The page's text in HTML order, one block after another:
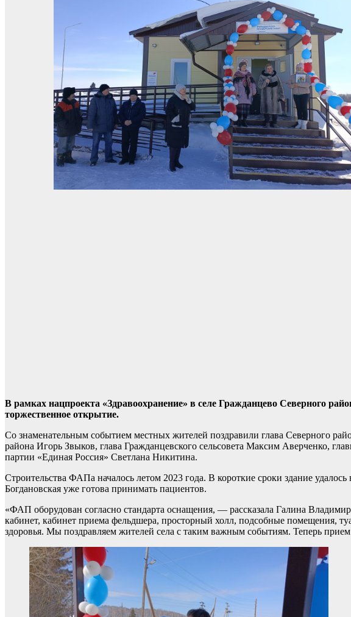
В рамках нацпроекта «Здравоохранение» в селе Гражданцево Северного
торжественное открытие.
Со знаменательным событием местных жителей поздравили глава Северного
района Игорь Звыков, глава Гражданцевского сельсовета Максим Аверченко,
партии «Единая Россия» Светлана Никитина.
Строительства ФАПа началось летом 2023 года. В короткие сроки здание
Богдановская уже готова принимать пациентов.
«ФАП оборудован согласно стандарта оснащения, — рассказала Галина
кабинет, кабинет приема фельдшера, просторный холл, подсобные помещения,
здоровья. Мы поздравляем жителей села с таким важным событиям. Теперь